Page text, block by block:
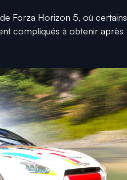
Forza Horizon 5, où certains
compliqués à obtenir après